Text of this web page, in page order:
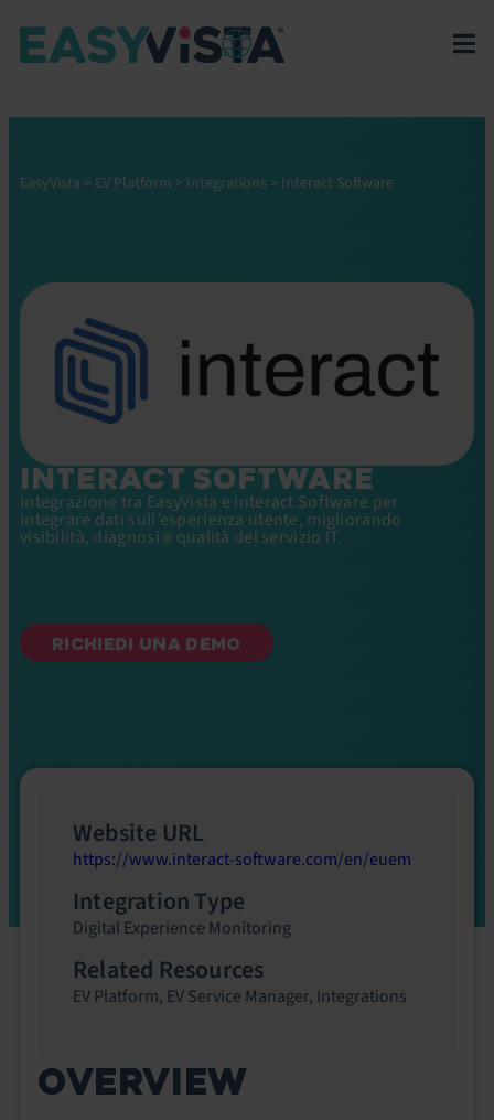
EasyVista > EV Platform > Integrations > Interact Software
INTERACT SOFTWARE
Integrazione tra EasyVista e Interact Software per
integrare dati sull’esperienza utente, migliorando
visibilità, diagnosi e qualità del servizio IT.
RICHIEDI UNA DEMO
OVERVIEW
Website URL
https://www.interact-software.com/en/euem
Integration Type
Digital Experience Monitoring
Related Resources
EV Platform, EV Service Manager, Integrations